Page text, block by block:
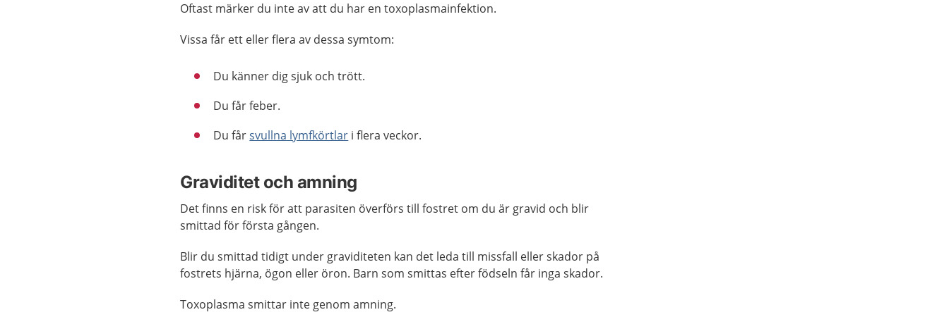
Oftast märker du inte av att du har en toxoplasmainfektion.
Vissa får ett eller flera av dessa symtom:
Du känner dig sjuk och trött.
Du får feber.
Du fårsvullna lymfkörtlar i flera veckor.
Graviditet och amning
Det finns en risk för att parasiten överförs till fostret om du är gravid och blir
smittad för första gången.
Blir du smittad tidigt under graviditeten kan det leda till missfall eller skador på
fostrets hjärna, ögon eller öron. Barn som smittas efter födseln får inga skador.
Toxoplasma smittar inte genom amning.